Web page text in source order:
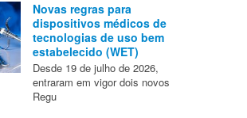
Novas regras para
dispositivos médicos de
tecnologias de uso bem
estabelecido (WET)
Desde 19 de julho de 2026,
entraram em vigor dois novos
Regu